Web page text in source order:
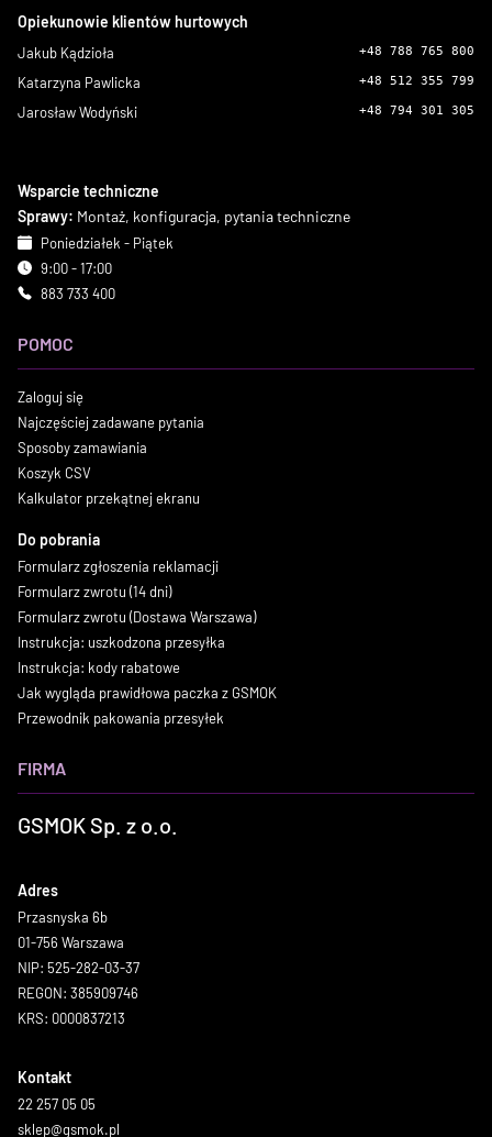
Opiekunowie klientów hurtowych
Jakub Kądzioła +48 788 765 800
Katarzyna Pawlicka +48 512 355 799
Jarosław Wodyński +48 794 301 305
Wsparcie techniczne
Sprawy: Montaż, konfiguracja, pytania techniczne
Poniedziałek - Piątek
9:00 - 17:00
883 733 400
POMOC
Zaloguj się
Najczęściej zadawane pytania
Sposoby zamawiania
Koszyk CSV
Kalkulator przekątnej ekranu
Do pobrania
Formularz zgłoszenia reklamacji
Formularz zwrotu (14 dni)
Formularz zwrotu (Dostawa Warszawa)
Instrukcja: uszkodzona przesyłka
Instrukcja: kody rabatowe
Jak wygląda prawidłowa paczka z GSMOK
Przewodnik pakowania przesyłek
FIRMA
GSMOK Sp. z o.o.
Adres
Przasnyska 6b
01-756 Warszawa
NIP: 525-282-03-37
REGON: 385909746
KRS: 0000837213
Kontakt
22 257 05 05
sklep@gsmok.pl